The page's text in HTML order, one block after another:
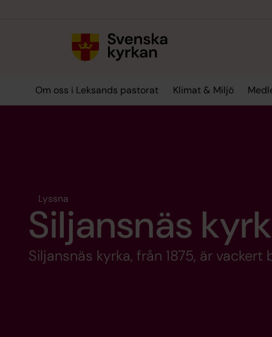
Om oss i Leksands pastorat Klimat & Miljö
Lyssna
Siljansnäs
Siljansnäs kyrka, från 1875, är